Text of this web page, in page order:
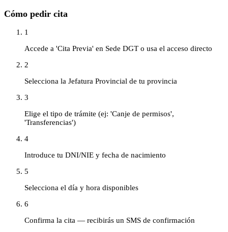
Cómo pedir cita
1
Accede a 'Cita Previa' en Sede DGT o usa el acceso directo
2
Selecciona la Jefatura Provincial de tu provincia
3
Elige el tipo de trámite (ej: 'Canje de permisos',
'Transferencias')
4
Introduce tu DNI/NIE y fecha de nacimiento
5
Selecciona el día y hora disponibles
6
Confirma la cita — recibirás un SMS de confirmación